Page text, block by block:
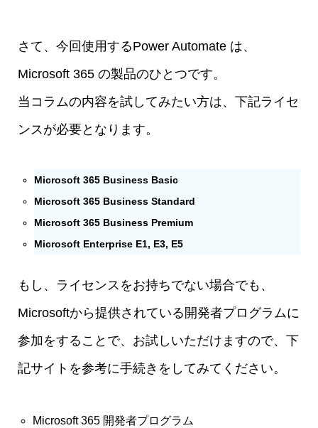
さて、今回使用するPower Automate は、
Microsoft 365 の製品のひとつです。
当コラムの内容を試してみたい方は、下記ライセ
ンスが必要となります。
Microsoft 365 Business Basic
Microsoft 365 Business Standard
Microsoft 365 Business Premium
Microsoft Enterprise E1, E3, E5
もし、ライセンスをお持ちでない場合でも、
Microsoftから提供されている開発者プログラムに
参加をすることで、お試しいただけますので、下
記サイトを参考に手続きをしてみてください。
Microsoft 365 開発者プログラム